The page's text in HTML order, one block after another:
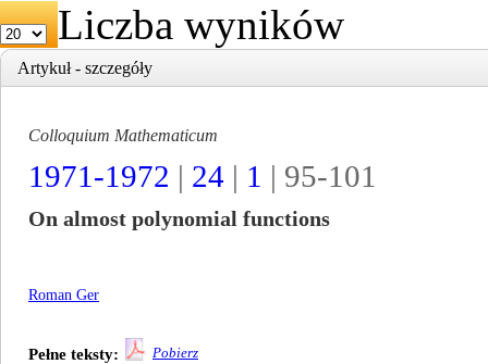
Liczba wyników
Artykuł - szczegóły
Colloquium Mathematicum
1971-1972 | 24 | 1 | 95-101
On almost polynomial functions
Roman Ger
Pełne teksty: Pobierz